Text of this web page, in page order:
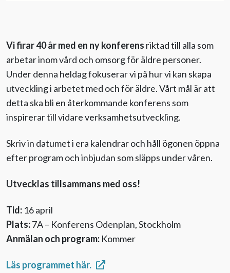
Till Äldre i centrum
Vi firar 40 år med en ny konferens riktad till alla som
arbetar inom vård och omsorg för äldre personer.
Under denna heldag fokuserar vi på hur vi kan skapa
utveckling i arbetet med och för äldre. Vårt mål är att
detta ska bli en återkommande konferens som
inspirerar till vidare verksamhetsutveckling.
Skriv in datumet i era kalendrar och håll ögonen öppna
efter program och inbjudan som släpps under våren.
Utvecklas tillsammans med oss!
Tid: 16 april
Plats:7A – Konferens Odenplan, Stockholm
Anmälan och program: Kommer
Läs programmet här.